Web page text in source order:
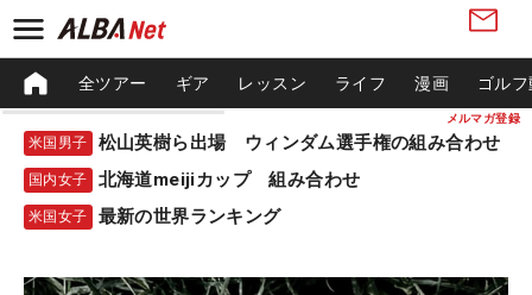
メルマガ登録
全ツアー ギア レッスン ライフ 漫画 ゴル
米国男子 松山英樹ら出場 ウィンダム選手権の組み合わせ
国内女子 北海道meijiカップ 組み合わせ
米国女子 最新の世界ランキング